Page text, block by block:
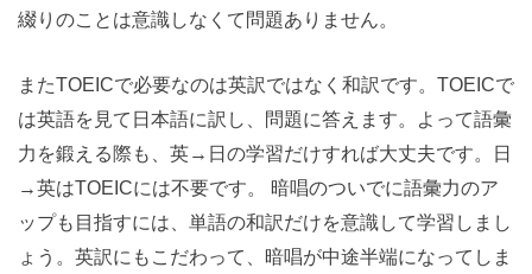
綴りのことは意識しなくて問題ありません。
またTOEICで必要なのは英訳ではなく和訳です。TOEICで
は英語を見て日本語に訳し、問題に答えます。よって語彙
力を鍛える際も、英→日の学習だけすれば大丈夫です。日
→英はTOEICには不要です。 暗唱のついでに語彙力のア
ップも目指すには、単語の和訳だけを意識して学習しまし
ょう。英訳にもこだわって、暗唱が中途半端になってしま